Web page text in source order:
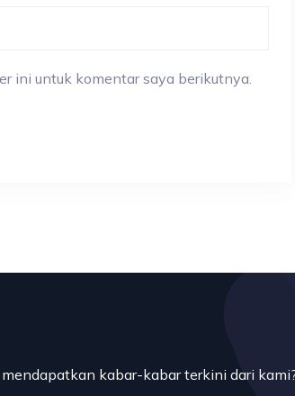
ini untuk komentar saya berikutnya.
kabar-kabar terkini dari